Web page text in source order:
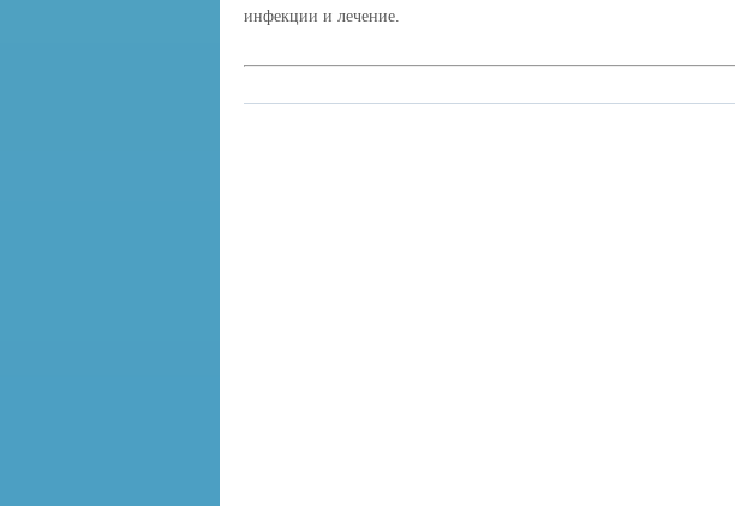
инфекции и лечение.